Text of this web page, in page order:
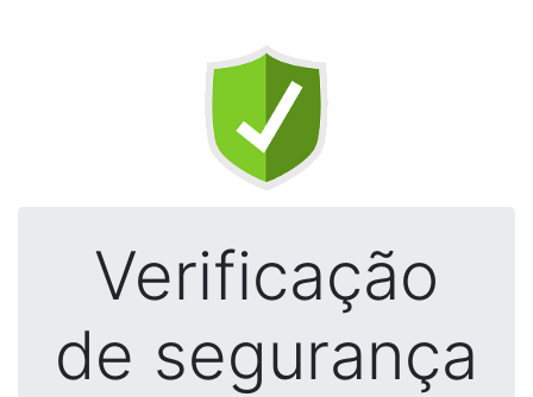
Verificação
de segurança